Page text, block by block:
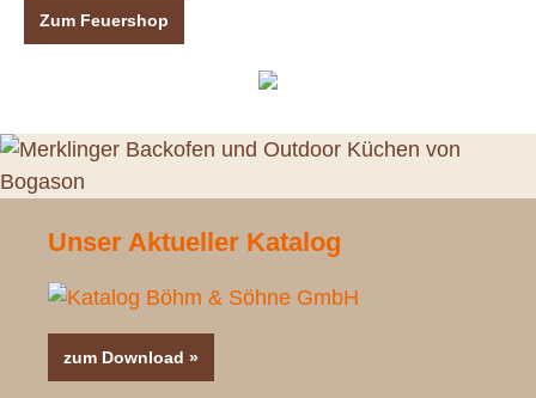
Zum Feuershop
Unser Aktueller Katalog
zum Download »